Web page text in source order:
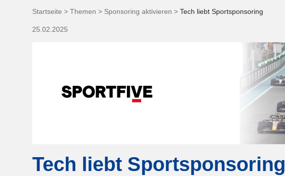
Startseite > Themen > Sponsoring aktivieren > Tech liebt Sportsponsoring
25.02.2025
Tech liebt Sportsponsoring